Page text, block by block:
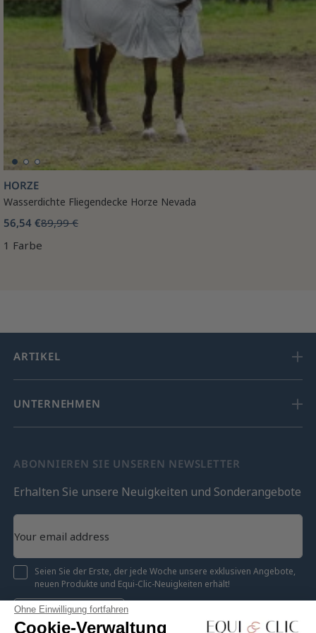
Ohne Einwilligung fortfahren
Cookie-Verwaltung
HORZE
Wasserdichte Fliegendecke Horze Nevada
56,54 €89,99 €
1 Farbe
ARTIKEL
UNTERNEHMEN
ABONNIEREN SIE UNSEREN NEWSLETTER
Erhalten Sie unsere Neuigkeiten und Sonderangebote
Seien Sie der Erste, der jede Woche unsere exklusiven Angebote,
neuen Produkte und Equi-Clic-Neuigkeiten erhält!
Registrieren